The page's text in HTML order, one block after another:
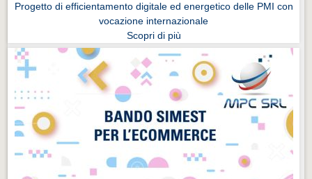
Progetto di efficientamento digitale ed energetico delle PMI con
vocazione internazionale
Scopri di più